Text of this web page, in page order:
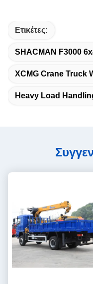
Ετικέτες:
SHACMAN F3000
XCMG Crane Truck
Heavy Load